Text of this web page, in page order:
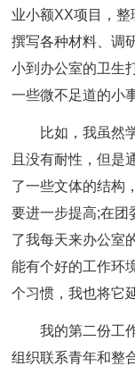
业小额XX项目，整
撰写各种材料、调
小到办公室的卫生
一些微不足道的小
比如，我虽然
且没有耐性，但是
了一些文体的结构
要进一步提高;在团
了我每天来办公室
能有个好的工作环
个习惯，我也将它
我的第二份工
组织联系青年和整